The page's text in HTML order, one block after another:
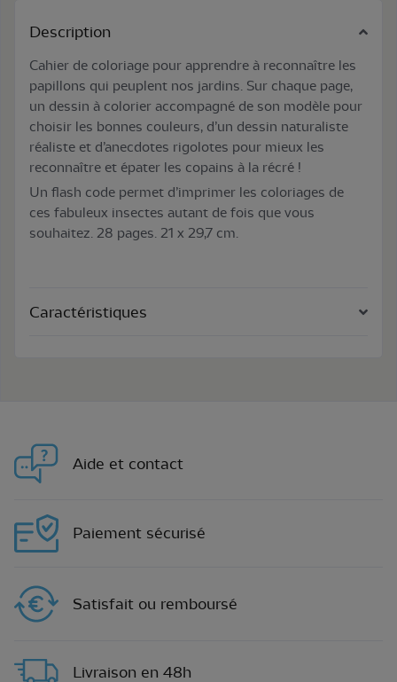
Description
Cahier de coloriage pour apprendre à reconnaître les
papillons qui peuplent nos jardins. Sur chaque page,
un dessin à colorier accompagné de son modèle pour
choisir les bonnes couleurs, d’un dessin naturaliste
réaliste et d’anecdotes rigolotes pour mieux les
reconnaître et épater les copains à la récré !
Un flash code permet d’imprimer les coloriages de
ces fabuleux insectes autant de fois que vous
souhaitez. 28 pages. 21 x 29,7 cm.
Caractéristiques
Aide et contact
Paiement sécurisé
Satisfait ou remboursé
Livraison en 48h